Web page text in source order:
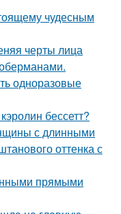
чудесным
черты лица
одноразовые
бессетт?
с длинными
оттенка с
прямыми